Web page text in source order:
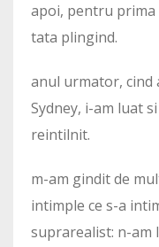
apoi, pentru prima
tata plingind.
anul urmator, cind
Sydney, i-am luat
reintilnit.
m-am gindit de
intimple ce s-a
suprarealist: n-am